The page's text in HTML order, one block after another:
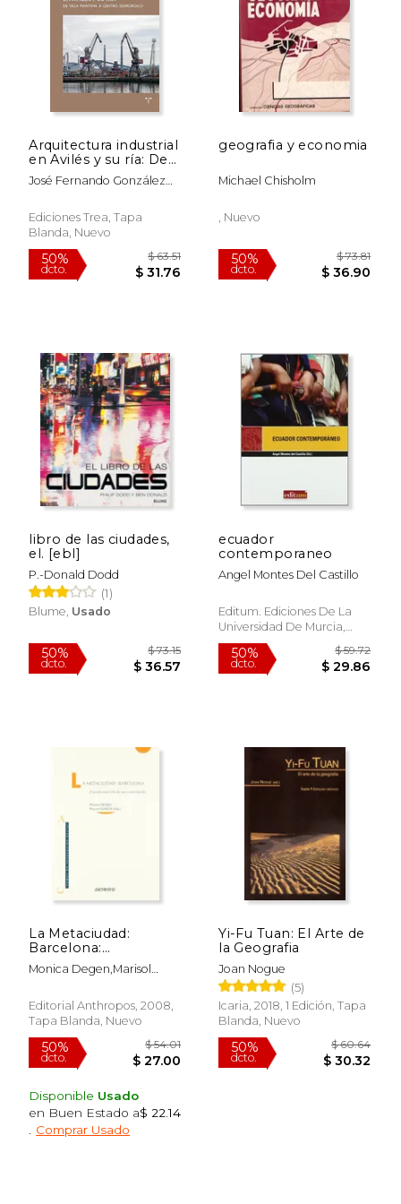
50%
dcto.
$ 130.99
$ 65.50
50%
dcto.
50%
dcto.
$ 112.84
$ 56.42 dcto.
dcto. dcto. $
Arquitectura industrial
en Avilés y su ría: De
villa marítima a
centro siderúrgico
José Fernando González
Ediciones Trea, Tapa
Blanda, Nuevo
geografia y economia
Michael Chisholm
, Nuevo
libro de las ciudades,
el. [ebl]
P.-Donald Dodd
(1)
Blume, Usado
ecuador
contemporaneo
Angel Montes Del Castillo
Editum. Ediciones De La
Universidad De Murcia,
Nuevo
La Metaciudad:
Barcelona:
Transformacion de
una Metropolis
Monica Degen,Marisol
Editorial Anthropos, 2008,
Tapa Blanda, Nuevo
Disponible Usado
en Buen Estado a$ 22.14
Comprar Usado
Yi-Fu Tuan: El Arte de
la Geografia
Joan Nogue
(5)
Icaria, 2018, 1 Edición, Tapa
Blanda, Nuevo